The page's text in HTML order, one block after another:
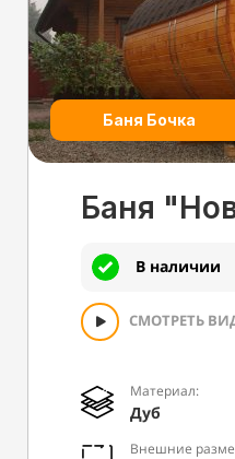
Баня Бочка
Баня
В наличии
СМОТРЕТЬ
Материал:
Дуб
Внешние